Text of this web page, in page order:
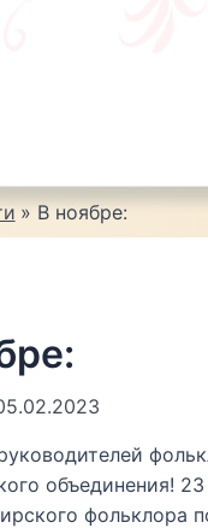
В ноябре:
объединения!
фольклора